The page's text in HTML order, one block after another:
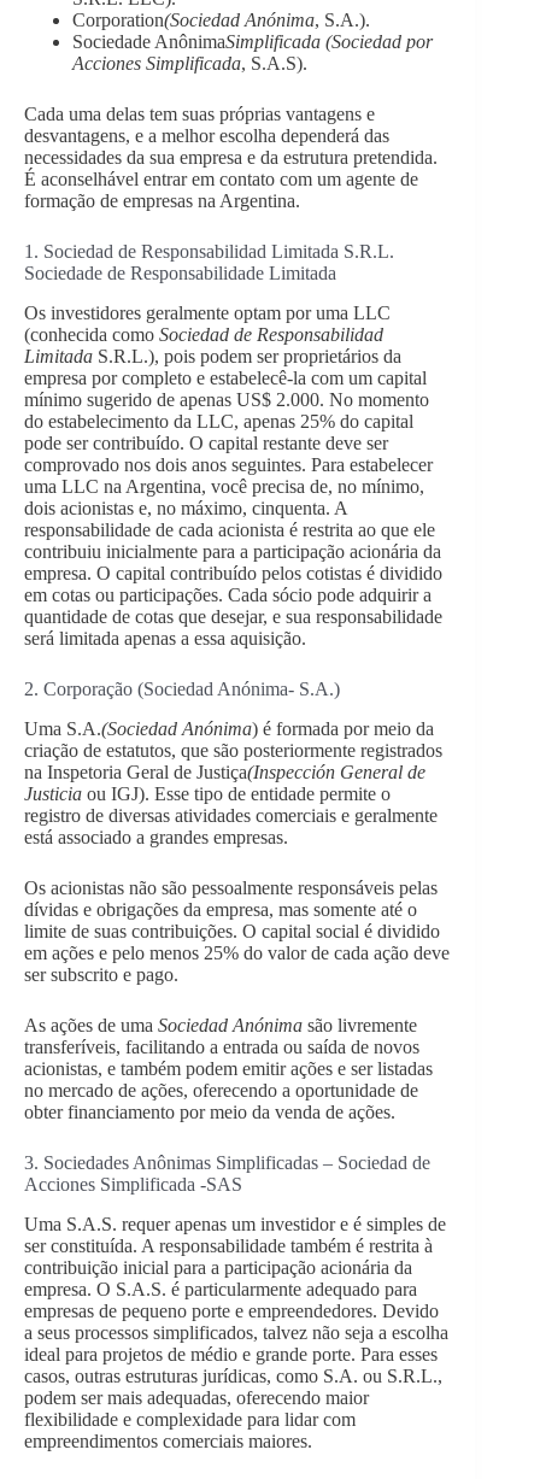
Corporation(Sociedad Anónima, S.A.).
Sociedade AnônimaSimplificada (Sociedad por
Acciones Simplificada, S.A.S).
Cada uma delas tem suas próprias vantagens e
desvantagens, e a melhor escolha dependerá das
necessidades da sua empresa e da estrutura pretendida.
É aconselhável entrar em contato com um agente de
formação de empresas na Argentina.
1. Sociedad de Responsabilidad Limitada S.R.L.
Sociedade de Responsabilidade Limitada
Os investidores geralmente optam por uma LLC
(conhecida como Sociedad de Responsabilidad
Limitada S.R.L.), pois podem ser proprietários da
empresa por completo e estabelecê-la com um capital
mínimo sugerido de apenas US$ 2.000. No momento
do estabelecimento da LLC, apenas 25% do capital
pode ser contribuído. O capital restante deve ser
comprovado nos dois anos seguintes. Para estabelecer
uma LLC na Argentina, você precisa de, no mínimo,
dois acionistas e, no máximo, cinquenta. A
responsabilidade de cada acionista é restrita ao que ele
contribuiu inicialmente para a participação acionária da
empresa. O capital contribuído pelos cotistas é dividido
em cotas ou participações. Cada sócio pode adquirir a
quantidade de cotas que desejar, e sua responsabilidade
será limitada apenas a essa aquisição.
2. Corporação (Sociedad Anónima- S.A.)
Uma S.A.(Sociedad Anónima) é formada por meio da
criação de estatutos, que são posteriormente registrados
na Inspetoria Geral de Justiça(Inspección General de
Justicia ou IGJ). Esse tipo de entidade permite o
registro de diversas atividades comerciais e geralmente
está associado a grandes empresas.
Os acionistas não são pessoalmente responsáveis pelas
dívidas e obrigações da empresa, mas somente até o
limite de suas contribuições. O capital social é dividido
em ações e pelo menos 25% do valor de cada ação deve
ser subscrito e pago.
As ações de uma Sociedad Anónima são livremente
transferíveis, facilitando a entrada ou saída de novos
acionistas, e também podem emitir ações e ser listadas
no mercado de ações, oferecendo a oportunidade de
obter financiamento por meio da venda de ações.
3. Sociedades Anônimas Simplificadas – Sociedad de
Acciones Simplificada -SAS
Uma S.A.S. requer apenas um investidor e é simples de
ser constituída. A responsabilidade também é restrita à
contribuição inicial para a participação acionária da
empresa. O S.A.S. é particularmente adequado para
empresas de pequeno porte e empreendedores. Devido
a seus processos simplificados, talvez não seja a escolha
ideal para projetos de médio e grande porte. Para esses
casos, outras estruturas jurídicas, como S.A. ou S.R.L.,
podem ser mais adequadas, oferecendo maior
flexibilidade e complexidade para lidar com
empreendimentos comerciais maiores.